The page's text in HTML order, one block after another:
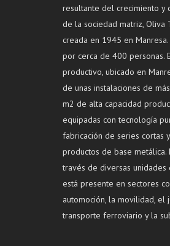
resultante del crecimiento y
de la sociedad matriz, Oliva
creada en 1945 en
por cerca de 400 personas.
productivo, ubicado en
de unas instalaciones de
m2 de alta capacidad
equipadas con tecnología
fabricación de series cortas
productos de base metálica.
través de diversas unidades
está presente en sectores
automoción, la movilidad, el
transporte ferroviario y la